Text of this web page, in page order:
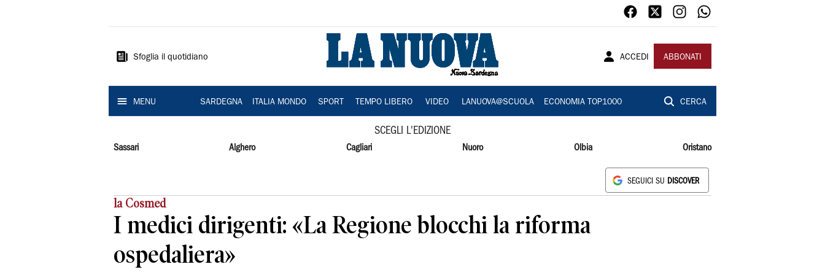
Sardegna
Sfoglia il quotidiano ACCEDI ABBONATI
MENU SARDEGNA ITALIA MONDO SPORT TEMPO LIBERO VIDEO LANUOVA@SCUOLA ECONOMIA TOP1000 CERCA
SCEGLI L'EDIZIONE
Sassari Alghero Cagliari Nuoro Olbia Oristano
SEGUICI SU DISCOVER
la Cosmed
I medici dirigenti: «La Regione blocchi la riforma
ospedaliera»